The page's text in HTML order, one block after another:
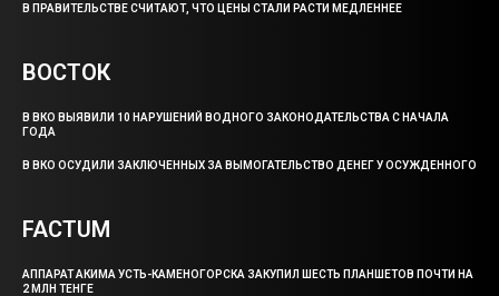
В ПРАВИТЕЛЬСТВЕ СЧИТАЮТ, ЧТО ЦЕНЫ СТАЛИ РАСТИ МЕДЛЕННЕЕ
ВОСТОК
В ВКО ВЫЯВИЛИ 10 НАРУШЕНИЙ ВОДНОГО ЗАКОНОДАТЕЛЬСТВА С НАЧАЛА
ГОДА
В ВКО ОСУДИЛИ ЗАКЛЮЧЕННЫХ ЗА ВЫМОГАТЕЛЬСТВО ДЕНЕГ У ОСУЖДЕННОГО
FACTUM
АППАРАТ АКИМА УСТЬ-КАМЕНОГОРСКА ЗАКУПИЛ ШЕСТЬ ПЛАНШЕТОВ ПОЧТИ НА
2 МЛН ТЕНГЕ